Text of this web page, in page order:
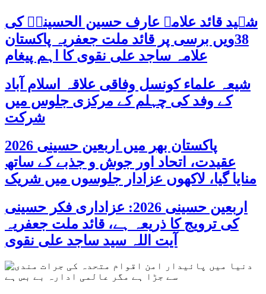
شہید قائد علامہ عارف حسین الحسینیؒ کی
38ویں برسی پر قائد ملت جعفریہ پاکستان
علامہ ساجد علی نقوی کا اہم پیغام
شیعہ علماء کونسل وفاقی علاقہ اسلام آباد
کے وفد کی چہلم کے مرکزی جلوس میں
شرکت
پاکستان بھر میں اربعین حسینی 2026
عقیدت، اتحاد اور جوش و جذبے کے ساتھ
منایا گیا، لاکھوں عزادار جلوسوں میں شریک
اربعین حسینی 2026: عزاداری فکر حسینی
کی ترویج کا ذریعہ ہے، قائد ملت جعفریہ
آیت اللہ سید ساجد علی نقوی